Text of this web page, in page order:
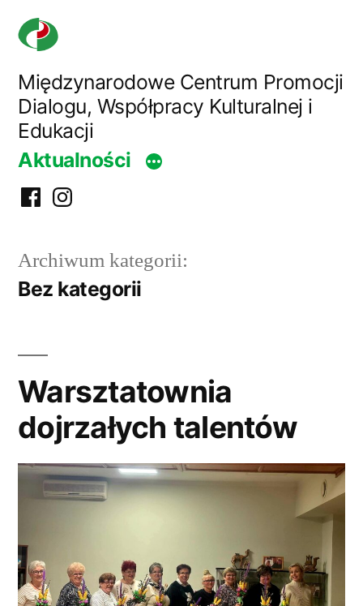
Przejdź
treściMiędzynarodowe Centrum Promocji
Dialogu, Współpracy Kulturalnej i
Edukacji
Aktualności
FacebookInstagram
Archiwum kategorii:
Bez kategorii
Warsztatownia
dojrzałych talentów